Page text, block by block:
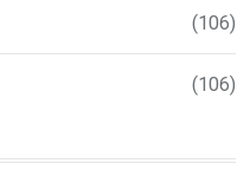
(106)
(106)